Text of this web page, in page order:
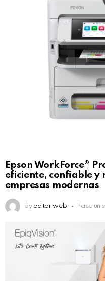
Epson WorkForce®
eficiente, confiable y
empresas modernas
by editor web hace un